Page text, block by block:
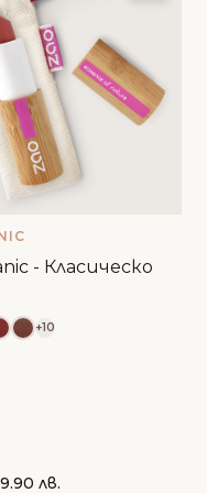
- Класическо
+10
лв.